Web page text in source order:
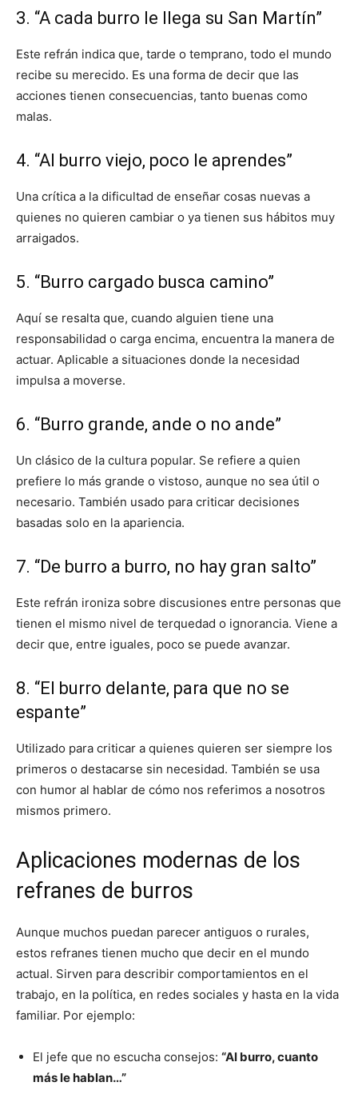
3. “A cada burro le llega su San Martín”
Este refrán indica que, tarde o temprano, todo el mundo
recibe su merecido. Es una forma de decir que las
acciones tienen consecuencias, tanto buenas como
malas.
4. “Al burro viejo, poco le aprendes”
Una crítica a la dificultad de enseñar cosas nuevas a
quienes no quieren cambiar o ya tienen sus hábitos muy
arraigados.
5. “Burro cargado busca camino”
Aquí se resalta que, cuando alguien tiene una
responsabilidad o carga encima, encuentra la manera de
actuar. Aplicable a situaciones donde la necesidad
impulsa a moverse.
6. “Burro grande, ande o no ande”
Un clásico de la cultura popular. Se refiere a quien
prefiere lo más grande o vistoso, aunque no sea útil o
necesario. También usado para criticar decisiones
basadas solo en la apariencia.
7. “De burro a burro, no hay gran salto”
Este refrán ironiza sobre discusiones entre personas que
tienen el mismo nivel de terquedad o ignorancia. Viene a
decir que, entre iguales, poco se puede avanzar.
8. “El burro delante, para que no se
espante”
Utilizado para criticar a quienes quieren ser siempre los
primeros o destacarse sin necesidad. También se usa
con humor al hablar de cómo nos referimos a nosotros
mismos primero.
Aplicaciones modernas de los
refranes de burros
Aunque muchos puedan parecer antiguos o rurales,
estos refranes tienen mucho que decir en el mundo
actual. Sirven para describir comportamientos en el
trabajo, en la política, en redes sociales y hasta en la vida
familiar. Por ejemplo:
El jefe que no escucha consejos: “Al burro, cuanto
más le hablan…”